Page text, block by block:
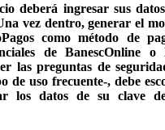
deberá ingresar sus
vez dentro, generar el
como método de
de BanescOnline o
las preguntas de
de uso frecuente-, debe
los datos de su clave de